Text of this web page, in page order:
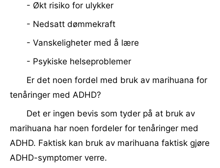
- Økt risiko for ulykker
- Nedsatt dømmekraft
- Vanskeligheter med å lære
- Psykiske helseproblemer
Er det noen fordel med bruk av marihuana for
tenåringer med ADHD?
Det er ingen bevis som tyder på at bruk av
marihuana har noen fordeler for tenåringer med
ADHD. Faktisk kan bruk av marihuana faktisk gjøre
ADHD-symptomer verre.